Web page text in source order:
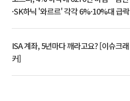
·SK하닉 '와르르' 각각 6%·10%대 급락
ISA 계좌, 5년마다 깨라고요? [이슈크래
커]